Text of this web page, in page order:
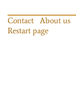
Contact About us
Restart page